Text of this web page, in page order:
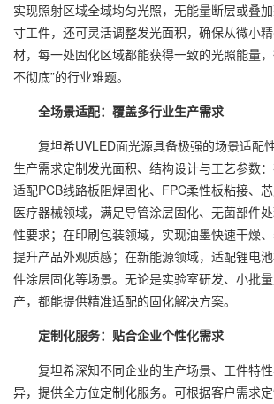
实现照射区域全域均匀光照，无能量断层或叠
寸工件，还可灵活调整发光面积，确保从微小
材，每一处固化区域都能获得一致的光照能量
不彻底”的行业难题。
全场景适配：覆盖多行业生产需求
复坦希UVLED面光源具备极强的场景适配
生产需求定制发光面积、结构设计与工艺参数：
适配PCB线路板阻焊固化、FPC柔性板粘接、
医疗器械领域，满足导管涂层固化、无菌部件
性要求；在印刷包装领域，实现油墨快速干燥、
提升产品外观质感；在新能源领域，适配锂电
件涂层固化等场景。无论是实验室研发、小批
产，都能提供精准适配的固化解决方案。
定制化服务：贴合企业个性化需求
复坦希深知不同企业的生产场景、工件特性
异，提供全方位定制化服务。可根据客户需求